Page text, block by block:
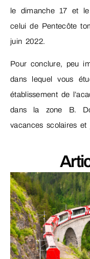
le dimanche 17 et
celui de Pentecôte
juin 2022.
Pour conclure, peu
dans lequel vous
établissement de
dans la zone B.
vacances scolaires et